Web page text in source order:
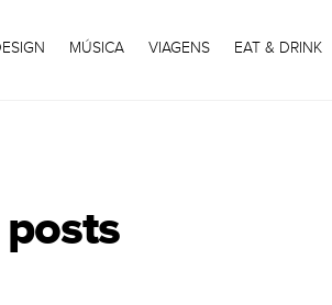
MÚSICA VIAGENS EAT & DRINK